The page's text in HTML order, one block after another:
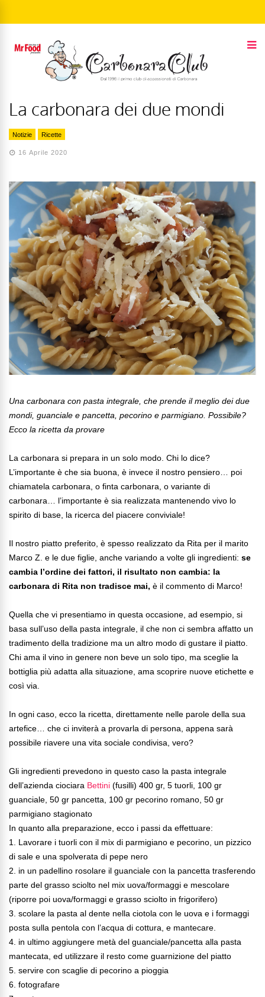
La carbonara dei due mondi
Notizie Ricette
16 Aprile 2020
Una carbonara con pasta integrale, che prende il meglio dei due
mondi, guanciale e pancetta, pecorino e parmigiano. Possibile?
Ecco la ricetta da provare
La carbonara si prepara in un solo modo. Chi lo dice?
L’importante è che sia buona, è invece il nostro pensiero… poi
chiamatela carbonara, o finta carbonara, o variante di
carbonara… l’importante è sia realizzata mantenendo vivo lo
spirito di base, la ricerca del piacere conviviale!
Il nostro piatto preferito, è spesso realizzato da Rita per il marito
Marco Z. e le due figlie, anche variando a volte gli ingredienti: se
cambia l’ordine dei fattori, il risultato non cambia: la
carbonara di Rita non tradisce mai, è il commento di Marco!
Quella che vi presentiamo in questa occasione, ad esempio, si
basa sull’uso della pasta integrale, il che non ci sembra affatto un
tradimento della tradizione ma un altro modo di gustare il piatto.
Chi ama il vino in genere non beve un solo tipo, ma sceglie la
bottiglia più adatta alla situazione, ama scoprire nuove etichette e
così via.
In ogni caso, ecco la ricetta, direttamente nelle parole della sua
artefice… che ci inviterà a provarla di persona, appena sarà
possibile riavere una vita sociale condivisa, vero?
Gli ingredienti prevedono in questo caso la pasta integrale
dell’azienda ciociara Bettini (fusilli) 400 gr, 5 tuorli, 100 gr
guanciale, 50 gr pancetta, 100 gr pecorino romano, 50 gr
parmigiano stagionato
In quanto alla preparazione, ecco i passi da effettuare:
1. Lavorare i tuorli con il mix di parmigiano e pecorino, un pizzico
di sale e una spolverata di pepe nero
2. in un padellino rosolare il guanciale con la pancetta trasferendo
parte del grasso sciolto nel mix uova/formaggi e mescolare
(riporre poi uova/formaggi e grasso sciolto in frigorifero)
3. scolare la pasta al dente nella ciotola con le uova e i formaggi
posta sulla pentola con l’acqua di cottura, e mantecare.
4. in ultimo aggiungere metà del guanciale/pancetta alla pasta
mantecata, ed utilizzare il resto come guarnizione del piatto
5. servire con scaglie di pecorino a pioggia
6. fotografare